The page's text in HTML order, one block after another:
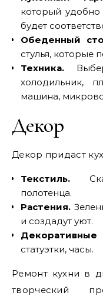
который удобно
будет
Обеденный
стулья, которые
Техника.
холодильник,
машина,
Декор
Декор придаст
Текстиль.
полотенца.
Растения.
и создадут уют.
статуэтки, часы.
Ремонт кухни в
творческий